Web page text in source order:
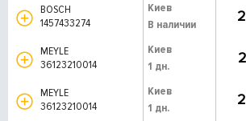
BOSCH
1457433274
Киев
В наличии
MEYLE
36123210014
Киев
1 дн.
MEYLE
36123210014
Киев
1 дн.